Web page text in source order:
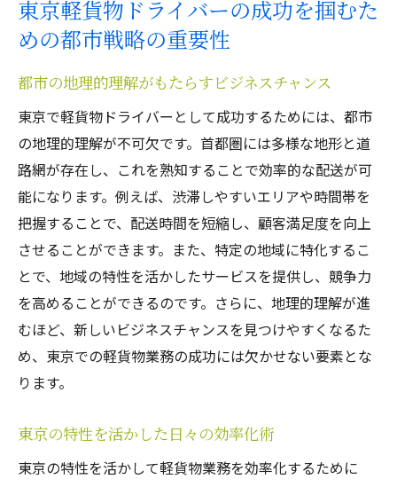
成功を引き寄せる適応力の育て方
東京での成功例から学ぶ都市戦略
都会の交通事情を制する者が東京軽貨物で勝利
を掴む
交通渋滞を避けるための時間管理
リアルタイムで変化する交通状況に対応
最短ルート選択のための最新テクノロジー
成功するドライバーの交通アプリ活用術
顧客の期待を超えるための交通知識
効率的な運行スケジュールの組み方
東京軽貨物での効率的ルート選択がもたらす成
功への道
地図アプリの活用で配送効率を最大化
成功事例に学ぶルート最適化戦略
東京軽貨物ドライバーの成功を掴むた
めの都市戦略の重要性
都市の地理的理解がもたらすビジネスチャンス
東京で軽貨物ドライバーとして成功するためには、都市
の地理的理解が不可欠です。首都圏には多様な地形と道
路網が存在し、これを熟知することで効率的な配送が可
能になります。例えば、渋滞しやすいエリアや時間帯を
把握することで、配送時間を短縮し、顧客満足度を向上
させることができます。また、特定の地域に特化するこ
とで、地域の特性を活かしたサービスを提供し、競争力
を高めることができるのです。さらに、地理的理解が進
むほど、新しいビジネスチャンスを見つけやすくなるた
め、東京での軽貨物業務の成功には欠かせない要素とな
ります。
東京の特性を活かした日々の効率化術
東京の特性を活かして軽貨物業務を効率化するために